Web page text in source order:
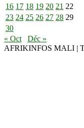
16 17 18 19 20 21 22
23 24 25 26 27 28 29
30
« Oct
Déc »
AFRIKINFOS MALI |